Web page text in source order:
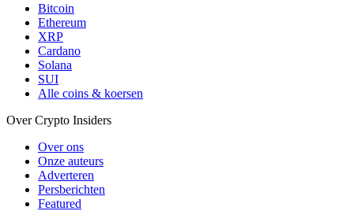
Bitcoin
Ethereum
XRP
Cardano
Solana
SUI
Alle coins & koersen
Over Crypto Insiders
Over ons
Onze auteurs
Adverteren
Persberichten
Featured